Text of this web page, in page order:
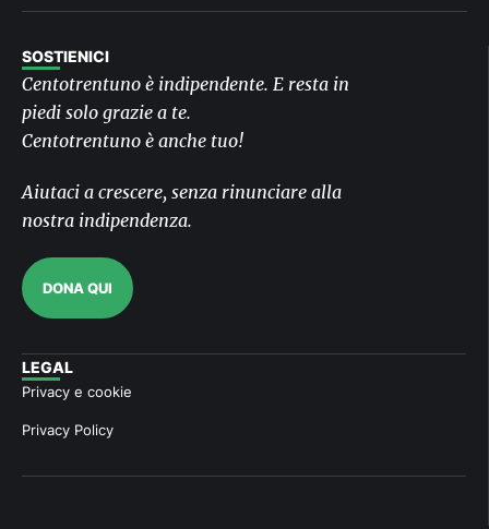
SOSTIENICI
Centotrentuno è indipendente. E resta in
piedi solo grazie a te.
Centotrentuno è anche tuo!
Aiutaci a crescere, senza rinunciare alla
nostra indipendenza.
DONA QUI
LEGAL
Privacy e cookie
Privacy Policy